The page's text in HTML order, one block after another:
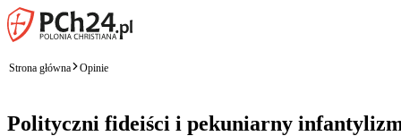
Strona główna Opinie
Polityczni fideiści i pekuniarny